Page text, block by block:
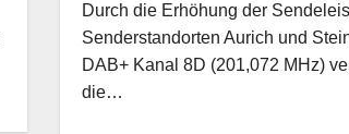
Durch die Erhöhung der
Senderstandorten Aurich und
DAB+ Kanal 8D (201,072 MHz)
die…